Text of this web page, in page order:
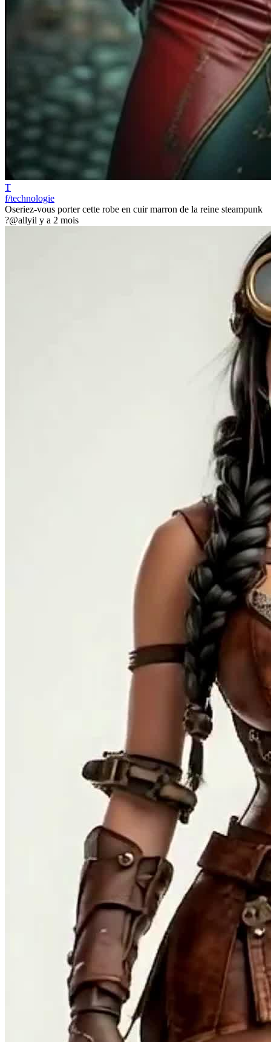
T
f/technologie
Oseriez-vous porter cette robe en cuir marron de la reine steampunk
?@allyil y a 2 mois